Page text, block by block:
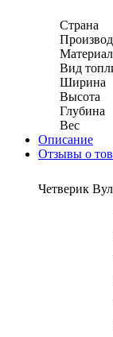
Страна
Материал
Вид
Ширина
Высота
Глубина
Вес
Описание
Отзывы о
Четверик